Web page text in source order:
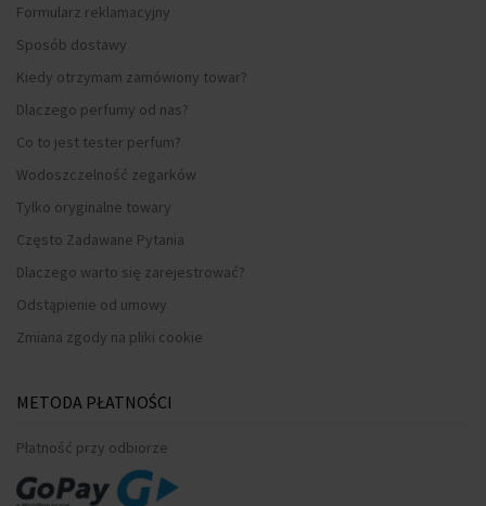
Formularz reklamacyjny
Sposób dostawy
Kiedy otrzymam zamówiony towar?
Dlaczego perfumy od nas?
Co to jest tester perfum?
Wodoszczelność zegarków
Tylko oryginalne towary
Często Zadawane Pytania
Dlaczego warto się zarejestrować?
Odstąpienie od umowy
Zmiana zgody na pliki cookie
METODA PŁATNOŚCI
Płatność przy odbiorze